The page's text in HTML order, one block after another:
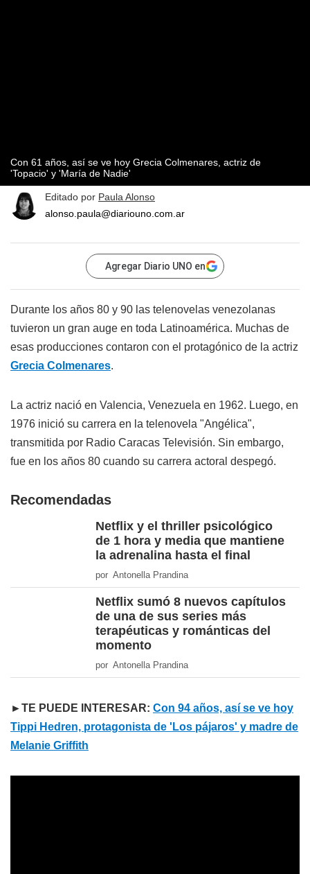
Con 61 años, así se ve hoy Grecia Colmenares, actriz de
'Topacio' y 'María de Nadie'
Editado por Paula Alonso
alonso.paula@diariouno.com.ar
Agregar Diario UNO en
Durante los años 80 y 90 las telenovelas venezolanas
tuvieron un gran auge en toda Latinoamérica. Muchas de
esas producciones contaron con el protagónico de la actriz
Grecia Colmenares.
La actriz nació en Valencia, Venezuela en 1962. Luego, en
1976 inició su carrera en la telenovela "Angélica",
transmitida por Radio Caracas Televisión. Sin embargo,
fue en los años 80 cuando su carrera actoral despegó.
Recomendadas
Netflix y el thriller psicológico
de 1 hora y media que mantiene
la adrenalina hasta el final
por Antonella Prandina
Netflix sumó 8 nuevos capítulos
de una de sus series más
terapéuticas y románticas del
momento
por Antonella Prandina
►TE PUEDE INTERESAR: Con 94 años, así se ve hoy
Tippi Hedren, protagonista de 'Los pájaros' y madre de
Melanie Griffith